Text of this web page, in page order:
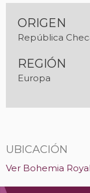
ORIGEN
República
REGIÓN
Europa
UBICACIÓN
Ver Bohemia